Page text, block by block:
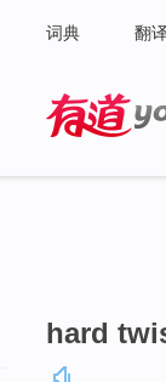
词典 翻
hard